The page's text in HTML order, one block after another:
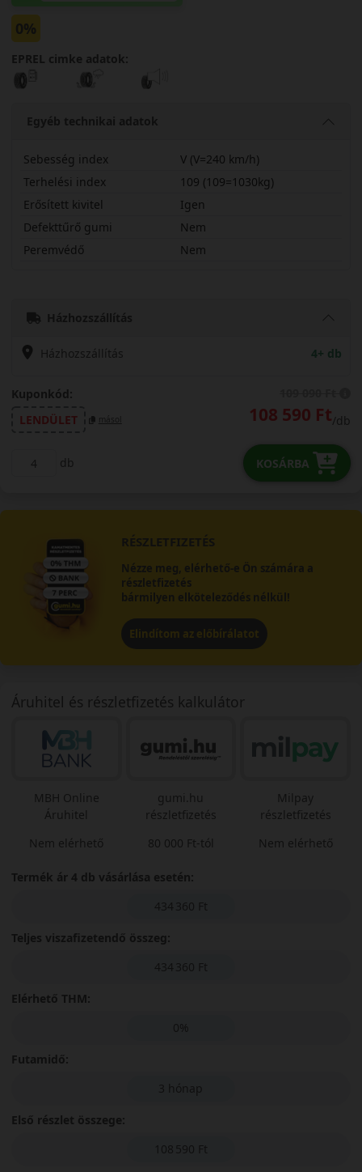
0%
EPREL cimke adatok:
Egyéb technikai adatok
Sebesség index
V (V=240 km/h)
Terhelési index
109 (109=1030kg)
Erősített kivitel
Igen
Defekttűrő gumi
Nem
Peremvédő
Nem
Házhozszállítás
Házhozszállítás 4+ db
Kuponkód:
LENDÜLET
másol 108 590 Ft/db
db KOSÁRBA
RÉSZLETFIZETÉS
Nézze meg, elérhető-e Ön számára a
részletfizetés
bármilyen elköteleződés nélkül!
Elindítom az előbírálatot
Áruhitel és részletfizetés kalkulátor
MBH Online
Áruhitel
Nem elérhető
gumi.hu
részletfizetés
80 000 Ft-tól
Milpay
részletfizetés
Nem elérhető
Termék ár 4 db vásárlása esetén:
434 360 Ft
Teljes viszafizetendő összeg:
434 360 Ft
Elérhető THM:
0%
Futamidő:
3 hónap
Első részlet összege:
108 590 Ft